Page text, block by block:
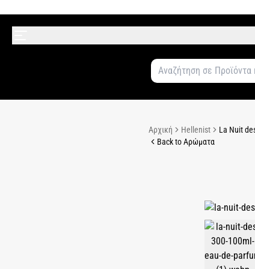
Αρχική Hellenist
La Nuit
Back to Αρώματα